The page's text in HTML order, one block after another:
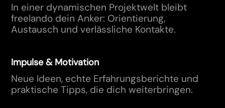
In einer dynamischen Projektwelt bleibt
freelando dein Anker: Orientierung,
Austausch und verlässliche Kontakte.
Impulse & Motivation
Neue Ideen, echte Erfahrungsberichte und
praktische Tipps, die dich weiterbringen.